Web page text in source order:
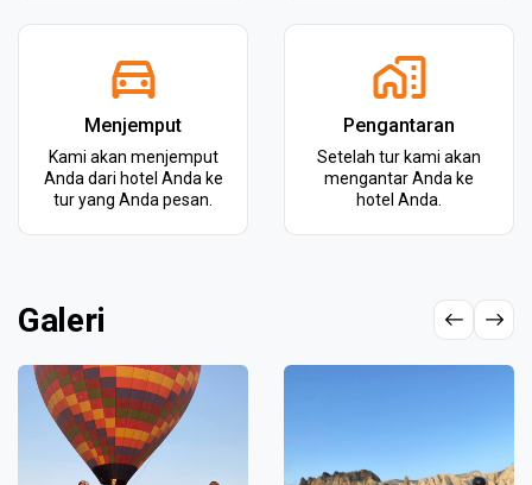
Menjemput
Kami akan menjemput
Anda dari hotel Anda ke
tur yang Anda pesan.
Pengantaran
Setelah tur kami akan
mengantar Anda ke
hotel Anda.
Galeri